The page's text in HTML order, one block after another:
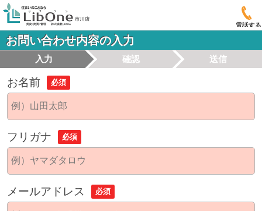
電話する
お問い合わせ内容の入力
入力 確認 送信
お名前 必須
フリガナ 必須
メールアドレス 必須